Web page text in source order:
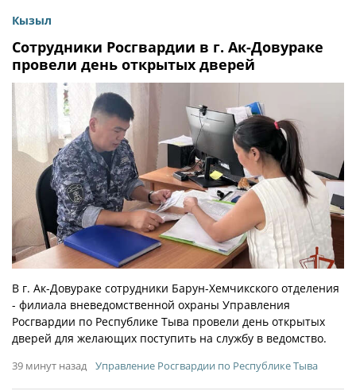
Кызыл
Сотрудники Росгвардии в г. Ак-Довураке
провели день открытых дверей
В г. Ак-Довураке сотрудники Барун-Хемчикского отделения
- филиала вневедомственной охраны Управления
Росгвардии по Республике Тыва провели день открытых
дверей для желающих поступить на службу в ведомство.
39 минут назад Управление Росгвардии по Республике Тыва